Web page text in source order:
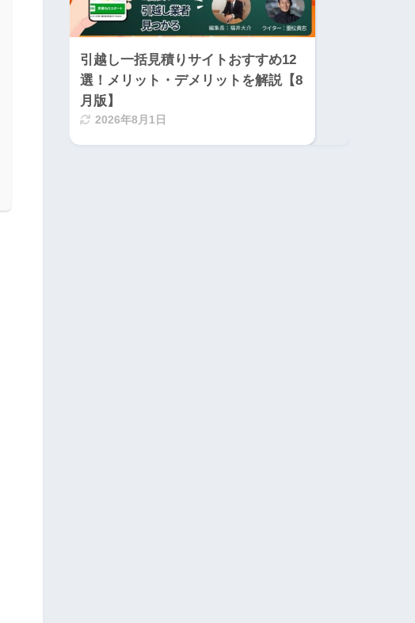
引越し一括見積りサイトおすすめ12
選！メリット・デメリットを解説【8
月版】
2026年8月1日